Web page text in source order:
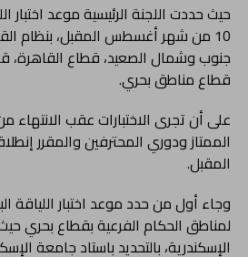
حيث حددت اللجنة الرئيسية موعد اختبار
10 من شهر أغسطس المقبل، بنظام
جنوب وشمال الصعيد، قطاع القاهرة،
قطاع مناطق بحري.
على أن تجرى الاختبارات عقب
الممتاز ودوري المحترفين والمقرر
المقبل.
وجاء أول من حدد موعد اختبار اللياقة
لمناطق الحكام الفرعية بقطاع بحري